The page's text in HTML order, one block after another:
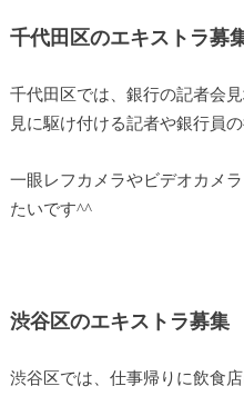
千代田区のエキストラ募
千代田区では、銀行の記者会
見に駆け付ける記者や銀行員
一眼レフカメラやビデオカメ
たいです^^
渋谷区のエキストラ募集
渋谷区では、仕事帰りに飲食